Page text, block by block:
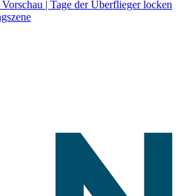
Vorschau | Tage der Überflieger locken